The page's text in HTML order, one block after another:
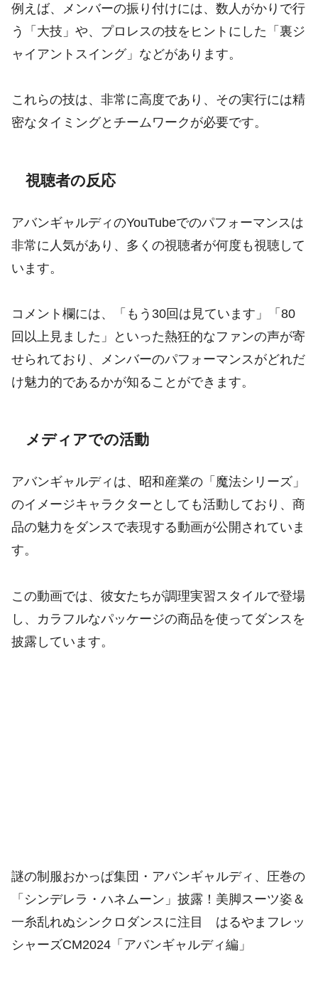
例えば、メンバーの振り付けには、数人がかりで行
う「大技」や、プロレスの技をヒントにした「裏ジ
ャイアントスイング」などがあります。
これらの技は、非常に高度であり、その実行には精
密なタイミングとチームワークが必要です。
視聴者の反応
アバンギャルディのYouTubeでのパフォーマンスは
非常に人気があり、多くの視聴者が何度も視聴して
います。
コメント欄には、「もう30回は見ています」「80
回以上見ました」といった熱狂的なファンの声が寄
せられており、メンバーのパフォーマンスがどれだ
け魅力的であるかが知ることができます。
メディアでの活動
アバンギャルディは、昭和産業の「魔法シリーズ」
のイメージキャラクターとしても活動しており、商
品の魅力をダンスで表現する動画が公開されていま
す。
この動画では、彼女たちが調理実習スタイルで登場
し、カラフルなパッケージの商品を使ってダンスを
披露しています。
謎の制服おかっぱ集団・アバンギャルディ、圧巻の
「シンデレラ・ハネムーン」披露！美脚スーツ姿＆
一糸乱れぬシンクロダンスに注目 はるやまフレッ
シャーズCM2024「アバンギャルディ編」